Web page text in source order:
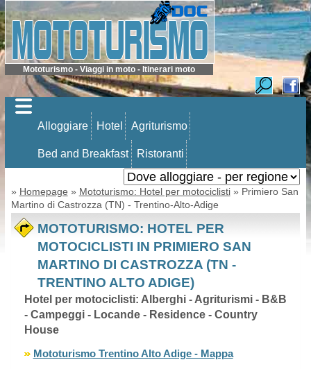
Mototurismo - Viaggi in moto - Itinerari moto
Alloggiare Hotel Agriturismo
Bed and Breakfast Ristoranti
» Homepage » Mototurismo: Hotel per motociclisti» Primiero San
Martino di Castrozza (TN) - Trentino-Alto-Adige
MOTOTURISMO: HOTEL PER
MOTOCICLISTI IN PRIMIERO SAN
MARTINO DI CASTROZZA (TN -
TRENTINO ALTO ADIGE)
Hotel per motociclisti: Alberghi - Agriturismi - B&B
- Campeggi - Locande - Residence - Country
House
Mototurismo Trentino Alto Adige - Mappa